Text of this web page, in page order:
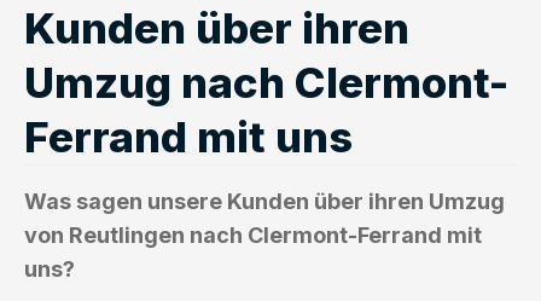
Kunden über ihren
Umzug nach Clermont-
Ferrand mit uns
Was sagen unsere Kunden über ihren Umzug
von Reutlingen nach Clermont-Ferrand mit
uns?